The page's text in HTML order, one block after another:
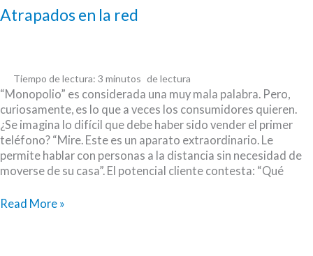
Atrapados en la red
Tiempo de lectura: 3 minutos
“Monopolio” es considerada una muy mala palabra. Pero,
curiosamente, es lo que a veces los consumidores quieren.
¿Se imagina lo difícil que debe haber sido vender el primer
teléfono? “Mire. Este es un aparato extraordinario. Le
permite hablar con personas a la distancia sin necesidad de
moverse de su casa”. El potencial cliente contesta: “Qué
Atrapados
Read More »